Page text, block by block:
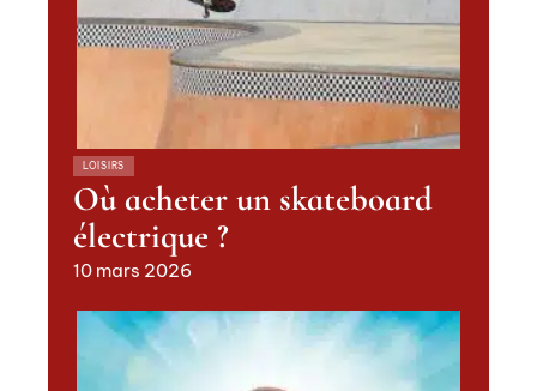
LOISIRS
Où acheter un skateboard
électrique ?
10 mars 2026